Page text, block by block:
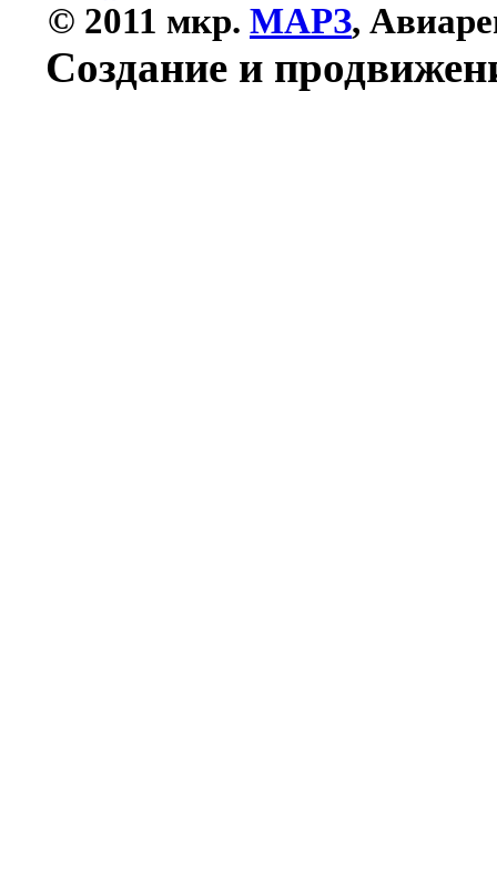
© 2011 мкр. МАРЗ,
Создание и